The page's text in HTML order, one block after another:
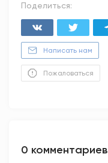
Поделиться:
Написать нам
Пожаловаться
0 комментариев